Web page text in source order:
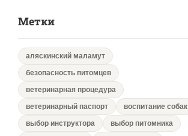
Метки
аляскинский маламут
безопасность питомцев
ветеринарная процедура
ветеринарный паспорт
воспитание собак
выбор инструктора
выбор питомника